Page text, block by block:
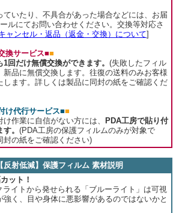
ていたり、不具合があった場合などには、お届
ルにてお問い合わせください。交換等対応さ
ャンセル・返品（返金・交換）について]
換サービス■■
回だけ無償交換ができます。 (失敗したフィル
新品に無償交換します。往復の送料のみお客様
します。詳しくは製品に同封の紙をご確認くだ
け代行サービス■■
作業に自信がない方には、
PDA工房で貼り付
。 (PDA工房の保護フィルムのみが対象で
封の紙をご確認ください)
反射低減】保護フィルム 素材説明
ット！
イトから発せられる「ブルーライト」は可視
く、目や身体に悪影響があるのではないかと